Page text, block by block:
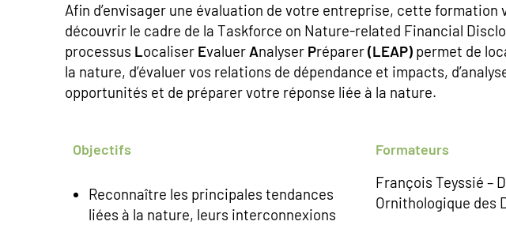
Afin d’envisager une évaluation de votre entreprise, cette formation
découvrir le cadre de la Taskforce on Nature-related Financial
processus Localiser Evaluer Analyser Préparer(LEAP) permet de
la nature, d’évaluer vos relations de dépendance et impacts,
opportunités et de préparer votre réponse liée à la nature.
Objectifs
Reconnaître les principales tendances
liées à la nature, leurs interconnexions
Formateurs
François Teyssié –
Ornithologique des